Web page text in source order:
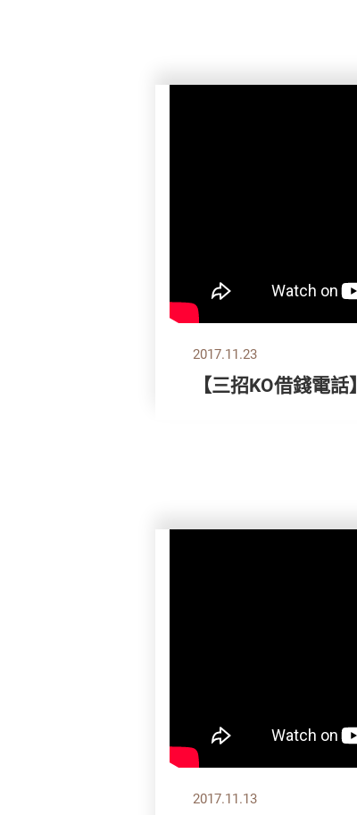
2017.11.23
【三招KO借錢電話】
2017.11.13